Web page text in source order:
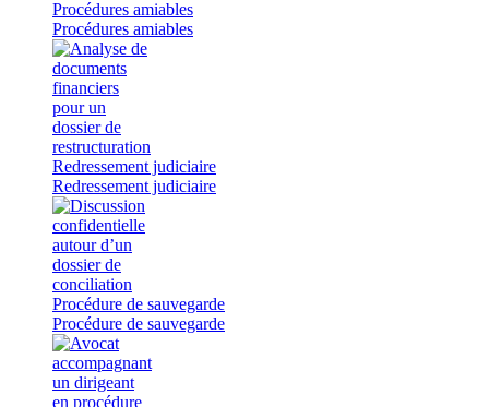
Procédures amiables
Procédures amiables
Redressement judiciaire
Redressement judiciaire
Procédure de sauvegarde
Procédure de sauvegarde